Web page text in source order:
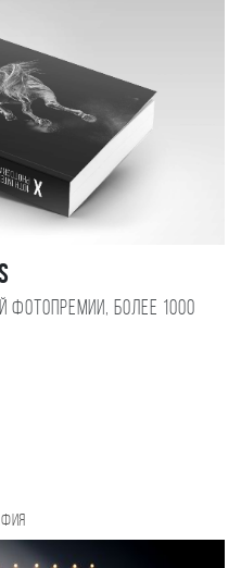
фотопремии, более 1000